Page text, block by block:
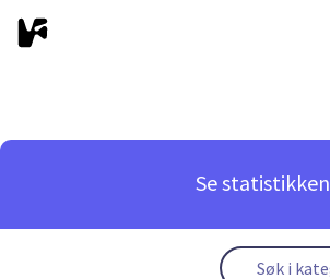
Se statistikken